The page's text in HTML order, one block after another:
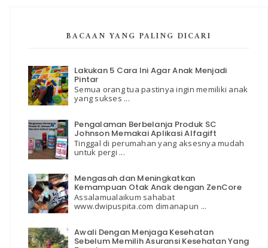
BACAAN YANG PALING DICARI
Lakukan 5 Cara Ini Agar Anak Menjadi
Pintar
Semua orang tua pastinya ingin memiliki anak
yang sukses ...
Pengalaman Berbelanja Produk SC
Johnson Memakai Aplikasi Alfagift
Tinggal di perumahan yang aksesnya mudah
untuk pergi ...
Mengasah dan Meningkatkan
Kemampuan Otak Anak dengan ZenCore
Assalamualaikum sahabat
www.dwipuspita.com dimanapun ...
Awali Dengan Menjaga Kesehatan
Sebelum Memilih Asuransi Kesehatan Yang